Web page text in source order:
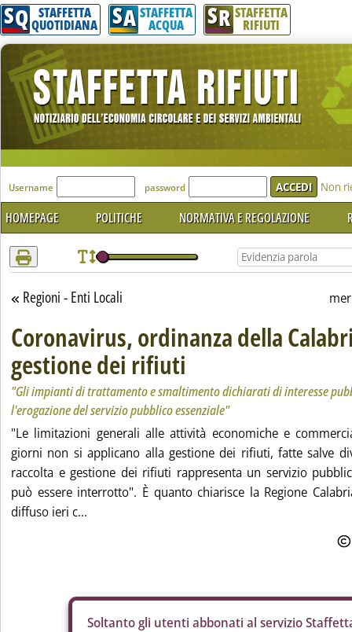
Attenzione! Esegui l'accesso per lèggere interamente la notizia.
SQ STAFFETTA
QUOTIDIANA SA STAFFETTA
ACQUA SR STAFFETTA
RIFIUTI
'Modulo Login per accedere'
Username password Non
HOMEPAGE POLITICHE NORMATIVA E REGOLAZIONE
Torna alla sezione
Regioni - Enti Locali
Coronavirus, ordinanza della
gestione dei rifiuti
"Gli impianti di trattamento e smaltimento dichiarati di interesse
l'erogazione del servizio pubblico essenziale"
"Le limitazioni generali alle attività economiche e
giorni non si applicano alla gestione dei rifiuti, fatte salve
raccolta e gestione dei rifiuti rappresenta un servizio
può essere interrotto". È quanto chiarisce la Regione
diffuso ieri c...
Soltanto gli utenti abbonati al servizio